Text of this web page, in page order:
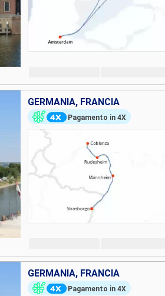
GERMANIA, FRANCIA
Pagamento in 4X
GERMANIA, FRANCIA
Pagamento in 4X